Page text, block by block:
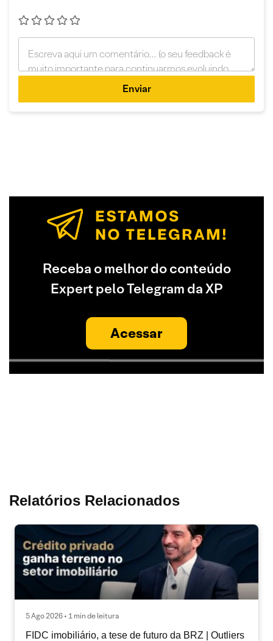
Enviar
Receba o melhor do conteúdo
Expert pelo Telegram da XP
Acessar
Relatórios Relacionados
5 Ago 2026 • 1 min de leitura
FIDC imobiliário, a tese de futuro da BRZ | Outliers